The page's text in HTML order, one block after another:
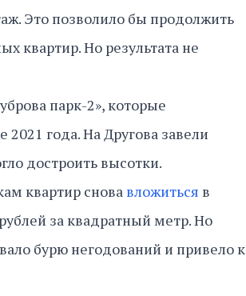
Это позволило бы продолжить
квартир. Но результата не
парк-2», которые
года. На Другова завели
достроить высотки.
квартир снова вложиться в
за квадратный метр. Но
бурю негодований и привело к